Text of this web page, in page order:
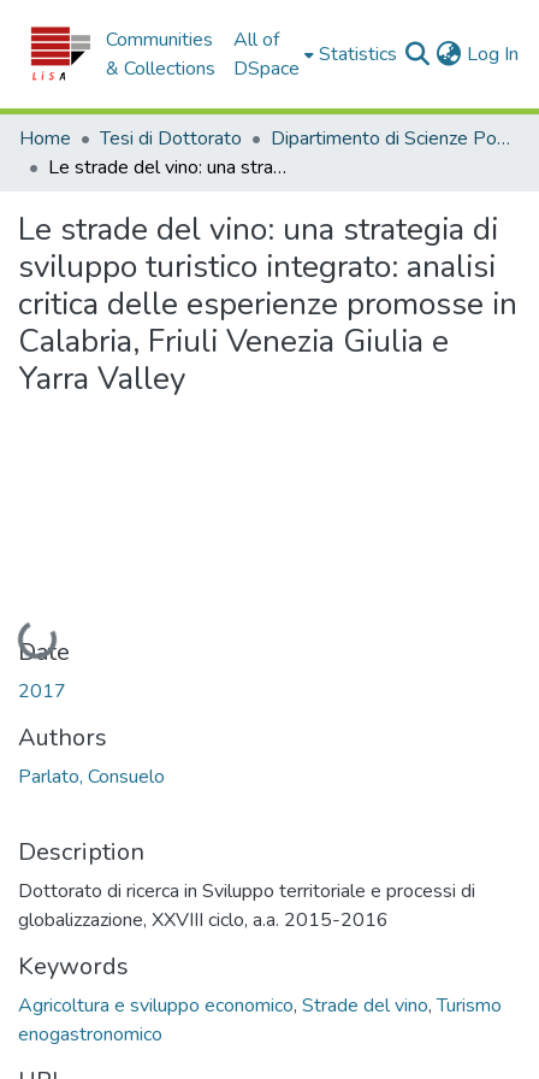
Communities
& Collections
All of
DSpace
Statistics Log In
Home Tesi di Dottorato
Dipartimento di Scienze Politiche e Sociali - Tesi di Dottorato
Le strade del vino: una strategia di sviluppo turistico integrato: analisi critica delle esperienze promosse in Calabria, Friuli Venezia Giulia e Yarra Valley
Le strade del vino: una strategia di
sviluppo turistico integrato: analisi
critica delle esperienze promosse in
Calabria, Friuli Venezia Giulia e
Yarra Valley
Loading...
Date
2017
Authors
Parlato, Consuelo
Description
Dottorato di ricerca in Sviluppo territoriale e processi di
globalizzazione, XXVIII ciclo, a.a. 2015-2016
Keywords
Agricoltura e sviluppo economico, Strade del vino,Turismo
enogastronomico